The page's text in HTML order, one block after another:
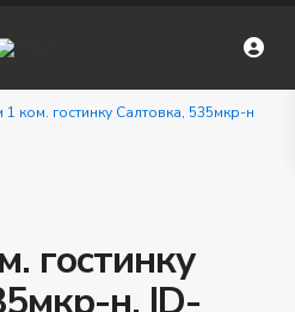
ком. гостинку Салтовка, 535мкр-н
гостинку